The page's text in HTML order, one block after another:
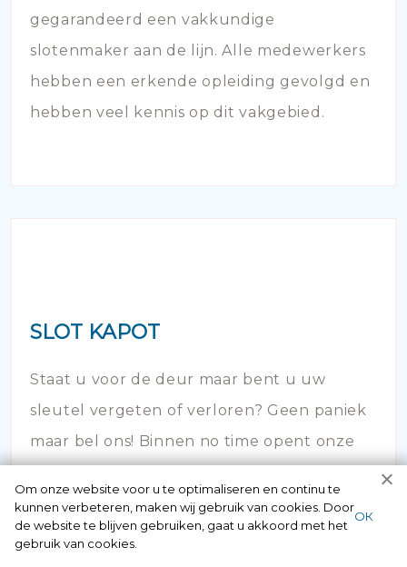
gegarandeerd een vakkundige
slotenmaker aan de lijn. Alle medewerkers
hebben een erkende opleiding gevolgd en
hebben veel kennis op dit vakgebied.
SLOT KAPOT
Staat u voor de deur maar bent u uw
sleutel vergeten of verloren? Geen paniek
maar bel ons! Binnen no time opent onze
huis in!
Om onze website voor u te optimaliseren en continu te
kunnen verbeteren, maken wij gebruik van cookies. Door
de website te blijven gebruiken, gaat u akkoord met het
gebruik van cookies.
ОК